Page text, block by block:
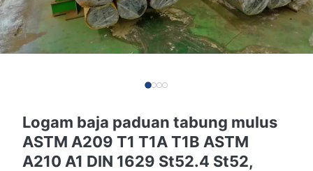
Logam baja paduan tabung mulus
ASTM A209 T1 T1A T1B ASTM
A210 A1 DIN 1629 St52.4 St52,